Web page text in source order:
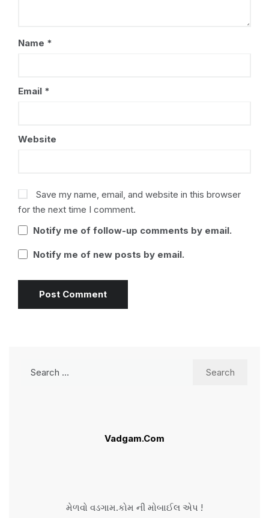
Name *
Email *
Website
Save my name, email, and website in this browser
for the next time I comment.
Notify me of follow-up comments by email.
Notify me of new posts by email.
Vadgam.Com
મેળવો વડગામ.કોમ ની મોબાઈલ એપ !